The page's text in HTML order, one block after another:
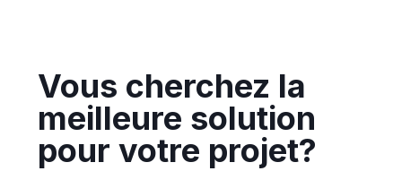
Vous cherchez la
meilleure solution
pour votre projet?